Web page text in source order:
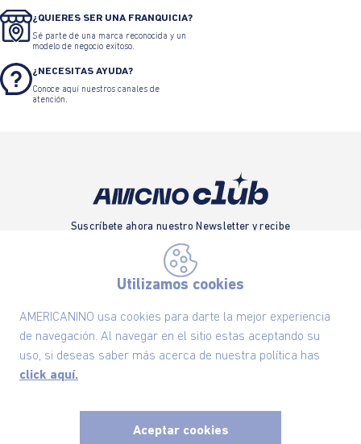
Utilizamos cookies
AMERICANINO usa cookies para darte la mejor experiencia
de navegación. Al navegar en el sitio estas aceptando su
uso, si deseas saber más acerca de nuestra política has
click aquí.
Aceptar cookies
¿QUIERES SER UNA FRANQUICIA?
Sé parte de una marca reconocida y un
modelo de negocio exitoso.
¿NECESITAS AYUDA?
Conoce aquí nuestros canales de
atención.
Suscríbete ahora nuestro Newsletter y recibe
las ofertas exclusivas y lo último en moda
SUSCRÍBETE AHORA
Nuestra Marca